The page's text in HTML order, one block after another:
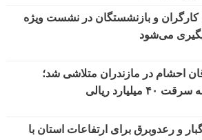
کارگران و بازنشستگان در نشست ویژه
می‌شود
احشام در مازندران متلاشی شد؛
میلیارد ریالی
و رعدوبرق برای ارتفاعات استان با